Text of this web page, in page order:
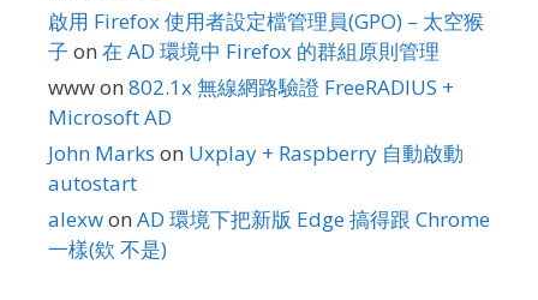
啟用 Firefox 使用者設定檔管理員(GPO) – 太空猴
子 on 在 AD 環境中 Firefox 的群組原則管理
wwwon 802.1x 無線網路驗證 FreeRADIUS +
Microsoft AD
John Marks on Uxplay + Raspberry 自動啟動
autostart
alexwon AD 環境下把新版 Edge 搞得跟 Chrome
一樣(欸 不是)